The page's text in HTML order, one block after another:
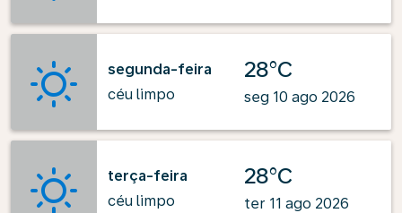
segunda-feira
céu limpo
28°C
seg 10 ago 2026
terça-feira
céu limpo
28°C
ter 11 ago 2026